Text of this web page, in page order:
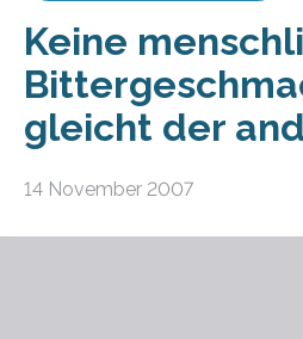
Keine
gleicht der
14 November 2007